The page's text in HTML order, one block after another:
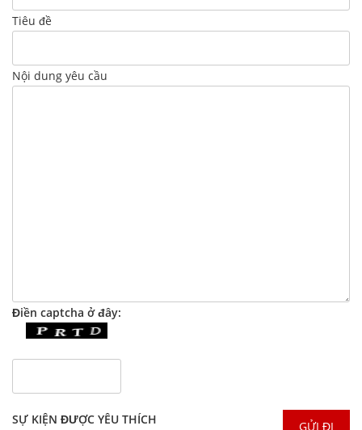
Tiêu đề
Nội dung yêu cầu
Điền captcha ở đây:
SỰ KIỆN ĐƯỢC YÊU THÍCH